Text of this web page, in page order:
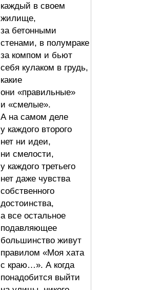
каждый в своем
жилище,
за бетонными
стенами, в полумраке
за компом и бьют
себя кулаком в грудь,
какие
они «правильные»
и «смелые».
А на самом деле
у каждого второго
нет ни идеи,
ни смелости,
у каждого третьего
нет даже чувства
собственного
достоинства,
а все остальное
подавляющее
большинство живут
правилом «Моя хата
с краю…». А когда
понадобится выйти